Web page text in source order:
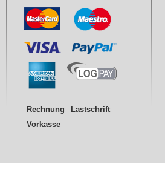
Rechnung
Lastschrift
Vorkasse